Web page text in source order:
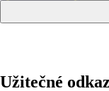
Užitečné